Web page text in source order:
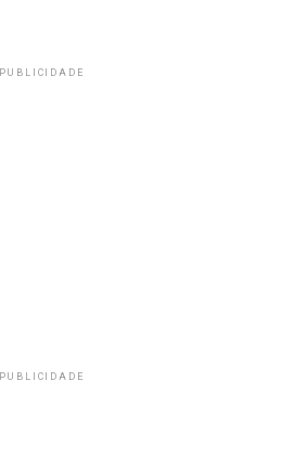
PUBLICIDADE
PUBLICIDADE